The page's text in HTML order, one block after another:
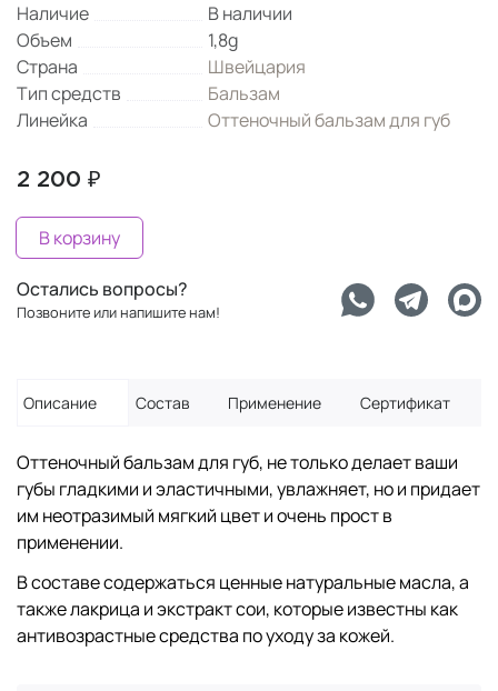
Наличие
В наличии
Объем
1,8g
Страна
Швейцария
Тип средств
Бальзам
Линейка
Оттеночный бальзам для губ
2 200 ₽
В корзину
Остались вопросы?
Позвоните или напишите нам!
Описание Состав Применение Сертификат
Оттеночный бальзам для губ, не только делает ваши
губы гладкими и эластичными, увлажняет, но и придает
им неотразимый мягкий цвет и очень прост в
применении.
В составе содержаться ценные натуральные масла, а
также лакрица и экстракт сои, которые известны как
антивозрастные средства по уходу за кожей.